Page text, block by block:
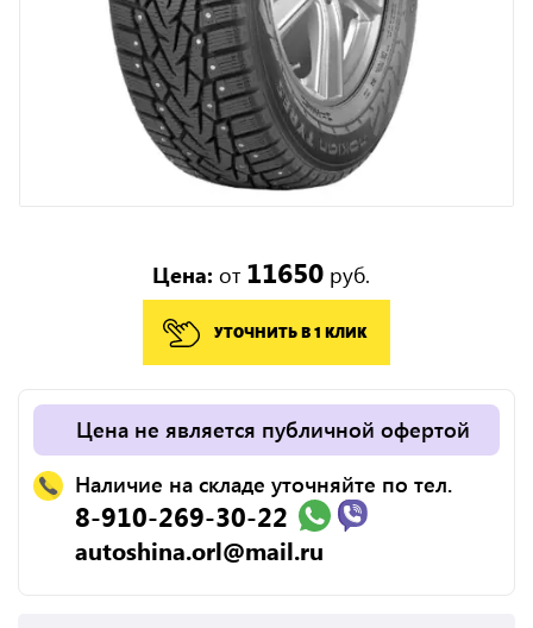
Цена: от 11650руб.
УТОЧНИТЬ В 1 КЛИК
Цена не является публичной офертой
Наличие на складе уточняйте по тел.
8-910-269-30-22
autoshina.orl@mail.ru